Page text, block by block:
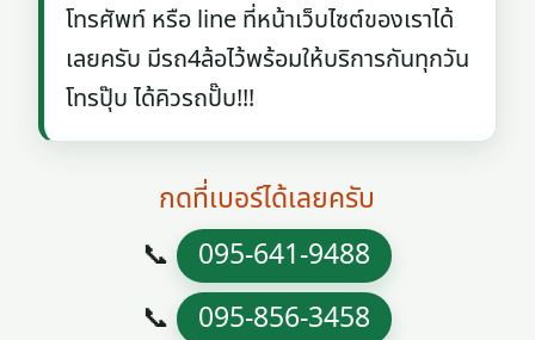
โทรศัพท์ หรือ line ที่หน้าเว็บไซต์ของเราได้
เลยครับ มีรถ4ล้อไว้พร้อมให้บริการกันทุกวัน
โทรปุ๊บ ได้คิวรถปั๊บ!!!
กดที่เบอร์ได้เลยครับ
📞 095-641-9488
📞 095-856-3458